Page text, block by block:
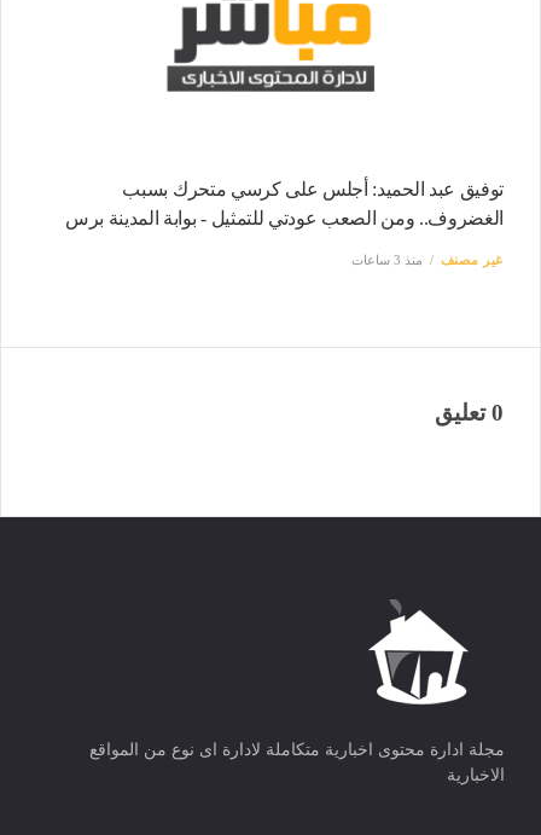
توفيق عبد الحميد: أجلس على كرسي متحرك بسبب
الغضروف.. ومن الصعب عودتي للتمثيل - بوابة المدينة برس
غير مصنف منذ 3 ساعات
0 تعليق
مجلة ادارة محتوى اخبارية متكاملة لادارة اى نوع من المواقع
الاخبارية